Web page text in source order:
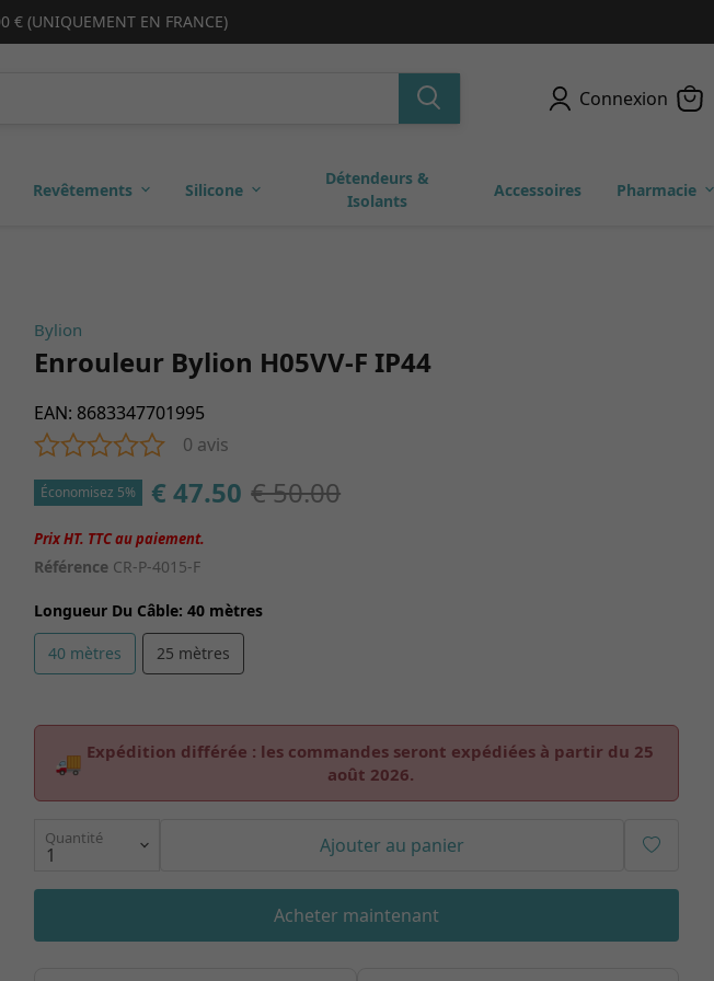
€ (UNIQUEMENT EN FRANCE)
Connexion
Revêtements Silicone
Détendeurs &
Isolants
Accessoires Pharmacie
Bylion
Enrouleur Bylion H05VV-F IP44
EAN: 8683347701995
0 avis
Économisez 5% € 47.50 € 50.00
Référence CR-P-4015-F
Longueur Du Câble:40 mètres
40 mètres 25 mètres
🚚 Expédition différée : les commandes seront expédiées à partir du 25
août 2026.
Quantité Ajouter au panier
Acheter maintenant